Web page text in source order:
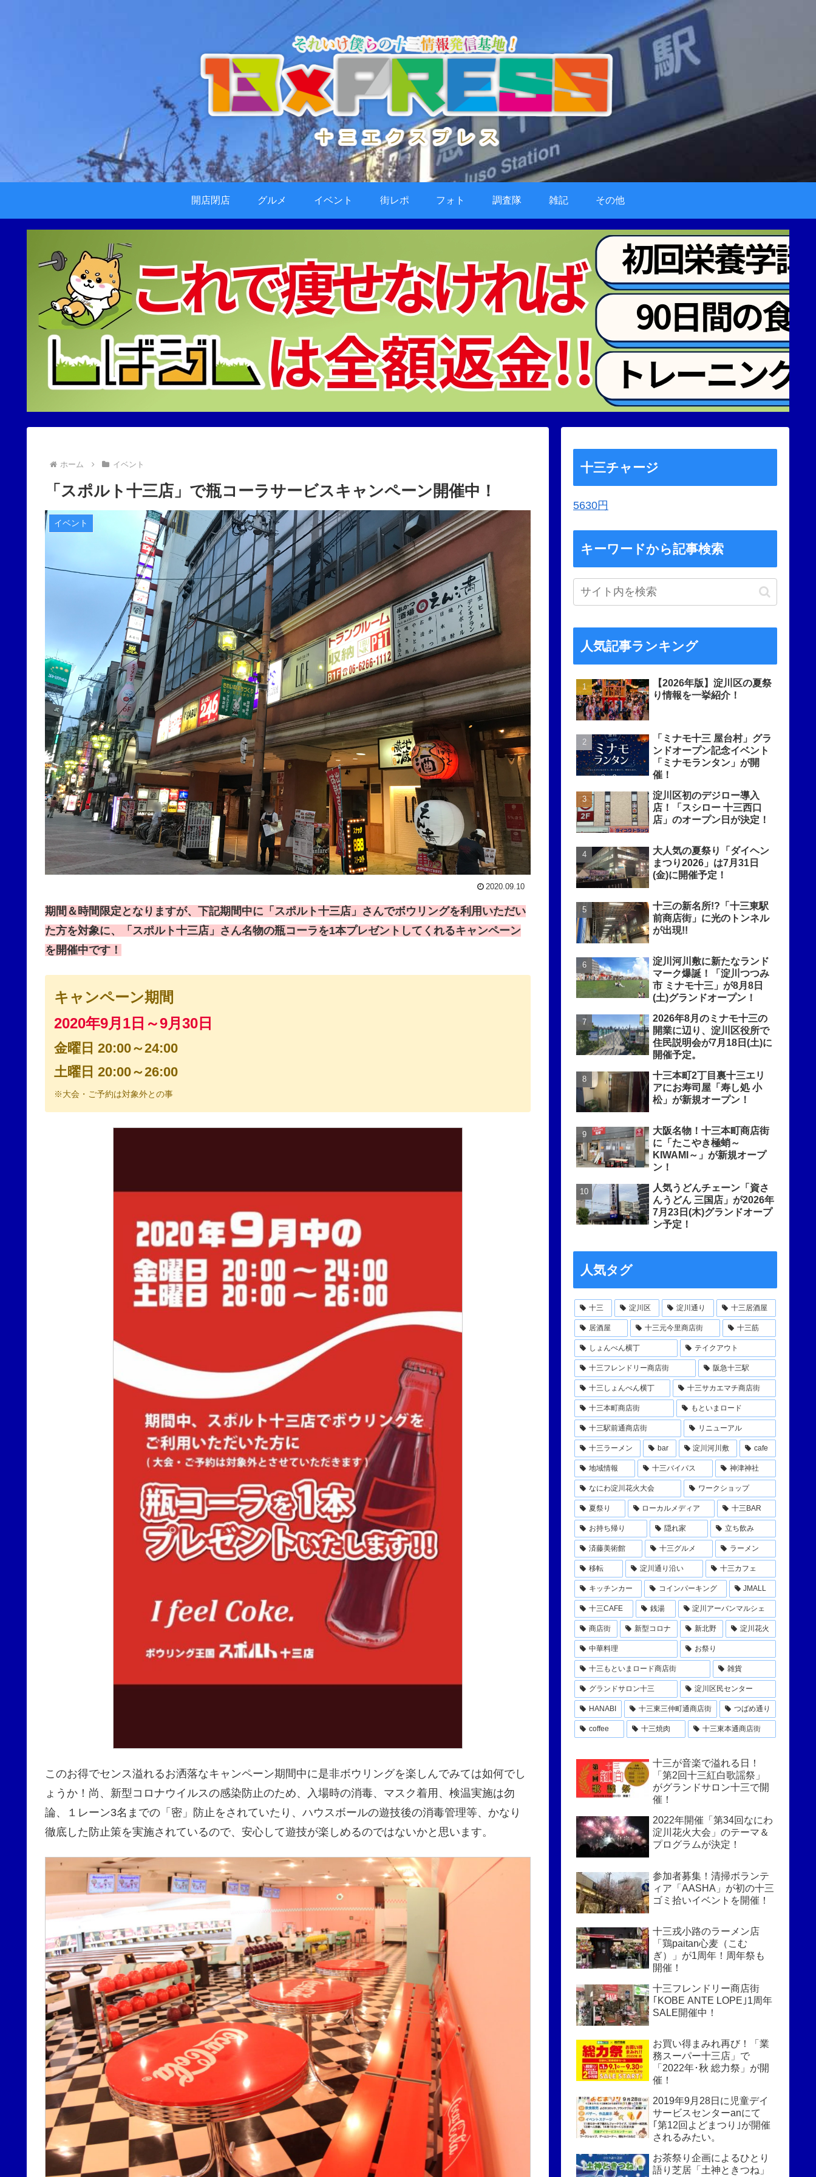
開店閉店 グルメ イベント 街レポ フォト 調査隊 雑記 その他
ホーム イベント
「スポルト十三店」で瓶コーラサービスキャンペーン開催中！
イベント
2020.09.10
期間＆時間限定となりますが、下記期間中に「スポルト十三店」さんでボウリングを利用いただい
た方を対象に、「スポルト十三店」さん名物の瓶コーラを1本プレゼントしてくれるキャンペーン
を開催中です！
キャンペーン期間
2020年9月1日～9月30日
金曜日 20:00～24:00
土曜日 20:00～26:00
※大会・ご予約は対象外との事
このお得でセンス溢れるお洒落なキャンペーン期間中に是非ボウリングを楽しんでみては如何でし
ょうか！尚、新型コロナウイルスの感染防止のため、入場時の消毒、マスク着用、検温実施は勿
論、１レーン3名までの「密」防止をされていたり、ハウスボールの遊技後の消毒管理等、かなり
徹底した防止策を実施されているので、安心して遊技が楽しめるのではないかと思います。
十三チャージ
5630円
キーワードから記事検索
人気記事ランキング
【2026年版】淀川区の夏祭
り情報を一挙紹介！
「ミナモ十三 屋台村」グラ
ンドオープン記念イベント
「ミナモランタン」が開
催！
淀川区初のデジロー導入
店！「スシロー 十三西口
店」のオープン日が決定！
大人気の夏祭り「ダイヘン
まつり2026」は7月31日
(金)に開催予定！
十三の新名所!?「十三東駅
前商店街」に光のトンネル
が出現!!
淀川河川敷に新たなランド
マーク爆誕！「淀川つつみ
市 ミナモ十三」が8月8日
(土)グランドオープン！
2026年8月のミナモ十三の
開業に辺り、淀川区役所で
住民説明会が7月18日(土)に
開催予定。
十三本町2丁目裏十三エリ
アにお寿司屋「寿し処 小
松」が新規オープン！
大阪名物！十三本町商店街
に「たこやき極蛸～
KIWAMI～」が新規オープ
ン！
人気うどんチェーン「資さ
んうどん 三国店」が2026年
7月23日(木)グランドオープ
ン予定！
人気タグ
十三 淀川区 淀川通り 十三居酒屋
居酒屋 十三元今里商店街 十三筋
しょんべん横丁 テイクアウト
十三フレンドリー商店街 阪急十三駅
十三しょんべん横丁 十三サカエマチ商店街
十三本町商店街 もといまロード
十三駅前通商店街 リニューアル
十三ラーメン bar 淀川河川敷 cafe
地域情報 十三バイパス 神津神社
なにわ淀川花火大会 ワークショップ
夏祭り ローカルメディア 十三BAR
お持ち帰り 隠れ家 立ち飲み
済藤美術館 十三グルメ ラーメン
移転 淀川通り沿い 十三カフェ
キッチンカー コインパーキング JMALL
十三CAFE 銭湯 淀川アーバンマルシェ
商店街 新型コロナ 新北野 淀川花火
中華料理 お祭り
十三もといまロード商店街 雑貨
グランドサロン十三 淀川区民センター
HANABI 十三東三仲町通商店街 つばめ通り
coffee 十三焼肉 十三東本通商店街
十三が音楽で溢れる日！
「第2回十三紅白歌謡祭」
がグランドサロン十三で開
催！
2022年開催「第34回なにわ
淀川花火大会」のテーマ＆
プログラムが決定！
参加者募集！清掃ボランテ
ィア「AASHA」が初の十三
ゴミ拾いイベントを開催！
十三戎小路のラーメン店
「鶏paitan心麦（こむ
ぎ）」が1周年！周年祭も
開催！
十三フレンドリー商店街
｢KOBE ANTE LOPE｣1周年
SALE開催中！
お買い得まみれ再び！「業
務スーパー十三店」で
「2022年･秋 総力祭」が開
催！
2019年9月28日に児童デイ
サービスセンターanにて
｢第12回よどまつり｣が開催
されるみたい。
お茶祭り企画によるひとり
語り芝居「土神ときつね」